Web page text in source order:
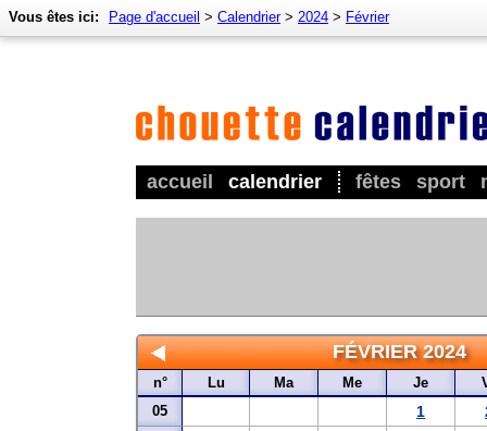
accueil calendrier fêtes sport
Vous êtes ici: Page d'accueil > Calendrier> 2024 > Février
FÉVRIER 2024
n° Lu Ma Me Je
05
1